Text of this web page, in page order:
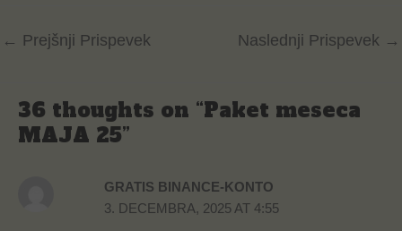
← Prejšnji Prispevek Naslednji Prispevek →
36 thoughts on “Paket meseca
MAJA 25”
GRATIS BINANCE-KONTO
3. DECEMBRA, 2025 AT 4:55